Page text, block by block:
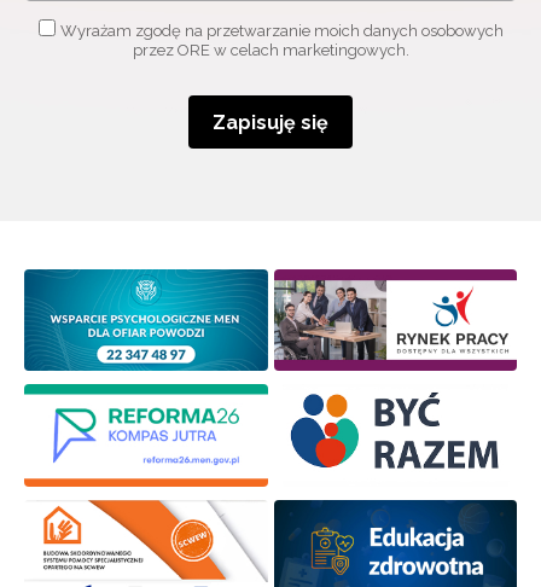
Wyrażam zgodę na przetwarzanie moich danych osobowych
przez ORE w celach marketingowych.
Zapisuję się